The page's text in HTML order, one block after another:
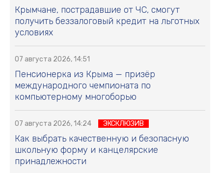
Крымчане, пострадавшие от ЧС, смогут
получить беззалоговый кредит на льготных
условиях
07 августа 2026, 14:51
Пенсионерка из Крыма — призёр
международного чемпионата по
компьютерному многоборью
07 августа 2026, 14:24 ЭКСКЛЮЗИВ
Как выбрать качественную и безопасную
школьную форму и канцелярские
принадлежности